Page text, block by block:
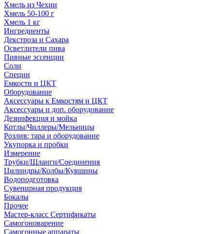
Хмель из Чехии
Хмель 50-100 г
Хмель 1 кг
Ингредиенты
Декстроза и Сахара
Осветлители пива
Пивные эссенции
Соли
Специи
Емкости и ЦКТ
Оборудование
Аксессуары к Емкостям и ЦКТ
Аксессуары и доп. оборудование
Дезинфекция и мойка
Котлы/Чиллеры/Мельницы
Розлив: тара и оборудование
Укупорка и пробки
Измерение
Трубки/Шланги/Соединения
Цилиндры/Колбы/Кувшины
Водоподготовка
Сувенирная продукция
Бокалы
Прочее
Мастер-класс Сертификаты
Самогоноварение
Самогонные аппараты